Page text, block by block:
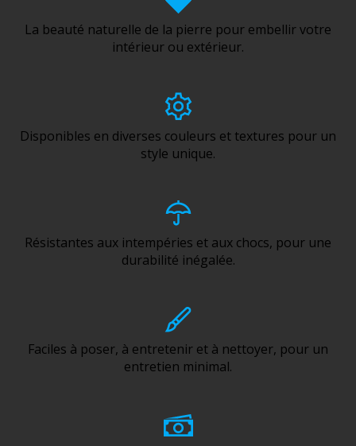
La beauté naturelle de la pierre pour embellir votre
intérieur ou extérieur.
Disponibles en diverses couleurs et textures pour un
style unique.
Résistantes aux intempéries et aux chocs, pour une
durabilité inégalée.
Faciles à poser, à entretenir et à nettoyer, pour un
entretien minimal.